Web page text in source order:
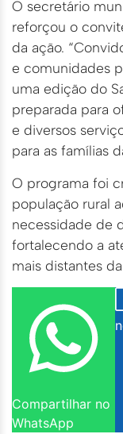
O secretário
reforçou o
da ação.
e comunidades
uma edição do
preparada para
e diversos
para as famílias
O programa foi
população rural
necessidade de
fortalecendo a
mais distantes
Compartilhar no
WhatsApp